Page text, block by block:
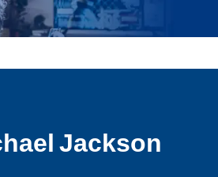
Jackson